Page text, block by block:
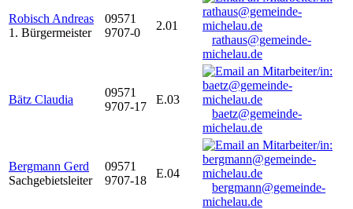
Robisch Andreas
1. Bürgermeister
09571
9707-0
2.01
rathaus@gemeinde-
michelau.de
Bätz Claudia
09571
9707-17
E.03
baetz@gemeinde-
michelau.de
Bergmann Gerd
Sachgebietsleiter
09571
9707-18
E.04
bergmann@gemeinde-
michelau.de